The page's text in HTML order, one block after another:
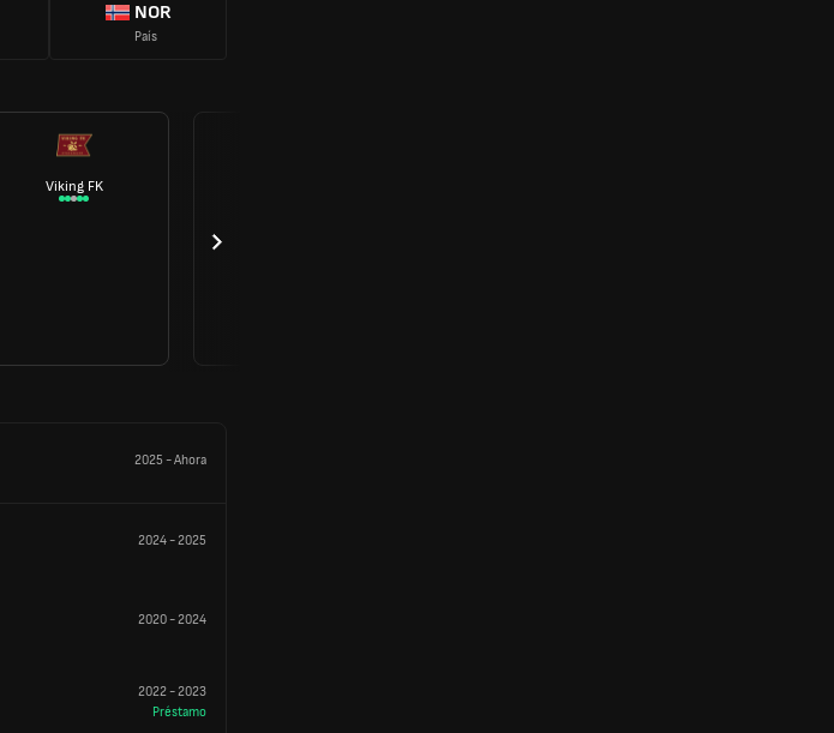
NOR
País
Viking FK
2025 -Ahora
2024-2025
2020-2024
2022-2023
Préstamo